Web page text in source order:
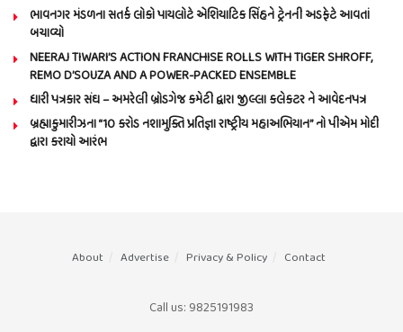
ભાવનગર મંડળના સતર્ક લોકો પાયલોટે એશિયાટિક સિંહને ટ્રેનની અડફેટે આવતાં
બચાવ્યો
NEERAJ TIWARI’S ACTION FRANCHISE ROLLS WITH TIGER SHROFF,
REMO D’SOUZA AND A POWER-PACKED ENSEMBLE
ધારી પત્રકાર સંઘ – અમરેલી બ્રોડગેજ કમેટી દ્વારા જીલ્લા કલેકટર ને આવેદનપત્ર
બ્રહ્માકુમારીઝના “10 કરોડ નશામુક્તિ પ્રતિજ્ઞા રાષ્ટ્રીય મહાઅભિયાન” નો પીએમ મોદી
દ્વારા કરાયો આરંભ
About Advertise Privacy & Policy Contact
Call us: 9825191983